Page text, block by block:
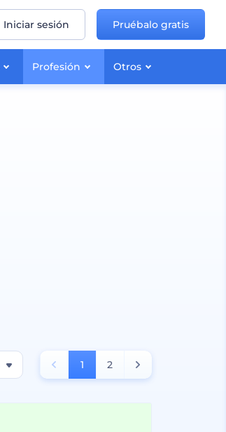
Profesión Otros
Iniciar sesión Pruébalo gratis
1 2